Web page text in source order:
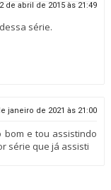
de abril de 2015 às 21:49
série.
janeiro de 2021 às 21:00
bom e tou assistindo
série que já assisti